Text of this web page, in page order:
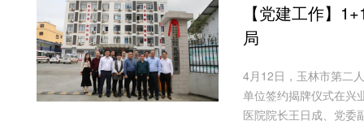
【党建工作】
局
4月12日，玉林市第二
单位签约揭牌仪式在兴
医院院长王日成、党